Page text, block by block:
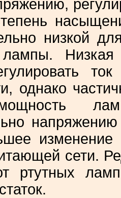
низкой
Низкая
однако
сети.
ртутных